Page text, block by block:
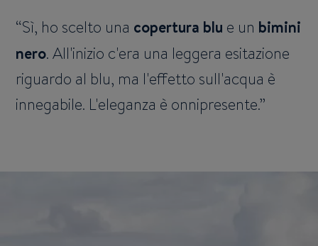
Sì, ho scelto una copertura blu e un bimini
nero. All'inizio c'era una leggera esitazione
riguardo al blu, ma l'effetto sull'acqua è
innegabile. L'eleganza è onnipresente.